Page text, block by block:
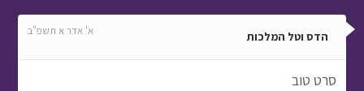
הדס וטל המלכות א' אדר א תשפ"ב
סרט טוב